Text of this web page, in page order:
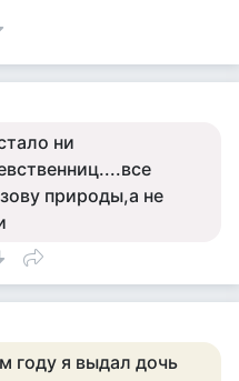
ни
природы,а не
году я выдал дочь